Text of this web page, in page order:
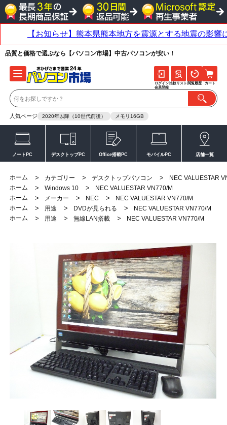
品質と価格で選ぶなら【パソコン市場】中古パソコンが安い！
人気ページ 2020年以降（10世代前後） メモリ16GB
ログイン
会員登録
比較リスト 閲覧履歴 カート
ノートPC デスクトップPC Office搭載PC モバイルPC 店舗一覧
ホーム > カテゴリー > デスクトップパソコン >
NEC VALUESTAR
ホーム
> Windows 10 >
NEC VALUESTAR VN770/M
ホーム
> メーカー > NEC >
NEC VALUESTAR VN770/M
ホーム
> 用途 > DVDが見られる >
NEC VALUESTAR VN770/M
ホーム
> 用途 > 無線LAN搭載 > NEC VALUESTAR VN770/M